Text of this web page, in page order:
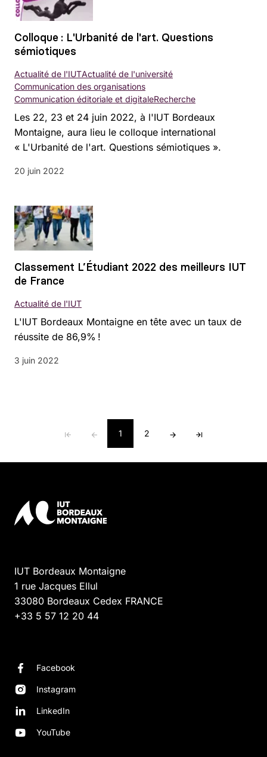
Colloque : L'Urbanité de l'art. Questions
sémiotiques
Les 22, 23 et 24 juin 2022, à l'IUT Bordeaux
Montaigne, aura lieu le colloque international
« L'Urbanité de l'art. Questions sémiotiques ».
Actualité de l'IUTActualité de l'université
Communication des organisations
Communication éditoriale et digitaleRecherche
20 juin 2022
Classement L’Étudiant 2022 des meilleurs IUT
de France
L'IUT Bordeaux Montaigne en tête avec un taux de
réussite de 86,9% !
Actualité de l'IUT
3 juin 2022
1 2
IUT Bordeaux Montaigne
1 rue Jacques Ellul
33080 Bordeaux Cedex FRANCE
+33 5 57 12 20 44
Facebook
Instagram
LinkedIn
YouTube